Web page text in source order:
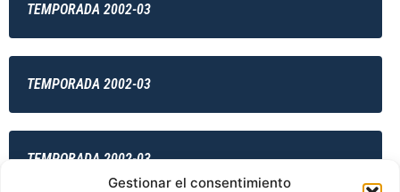
Gestionar el consentimiento
TEMPORADA 2002-03
TEMPORADA 2002-03
TEMPORADA 2002-03